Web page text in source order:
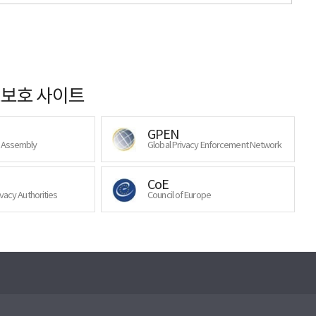
호 사이트
GPEN
Global Privacy Enforcement Network
Authorities
CoE
Council of Europe